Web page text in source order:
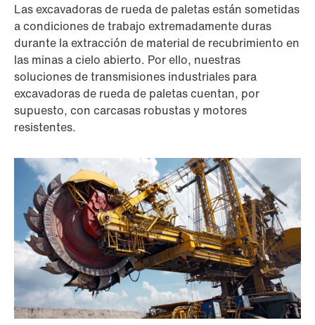
Las excavadoras de rueda de paletas están sometidas
a condiciones de trabajo extremadamente duras
durante la extracción de material de recubrimiento en
las minas a cielo abierto. Por ello, nuestras
soluciones de transmisiones industriales para
excavadoras de rueda de paletas cuentan, por
supuesto, con carcasas robustas y motores
resistentes.